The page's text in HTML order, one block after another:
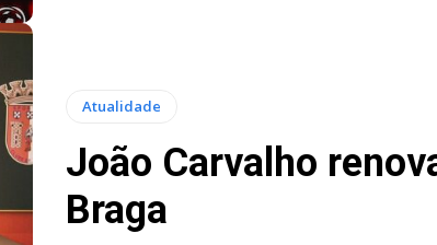
Atualidade
João Carvalho
Braga